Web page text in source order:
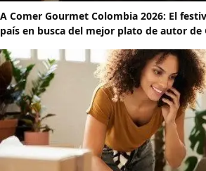
A Comer Gourmet Colombia 2026: El
país en busca del mejor plato de autor de